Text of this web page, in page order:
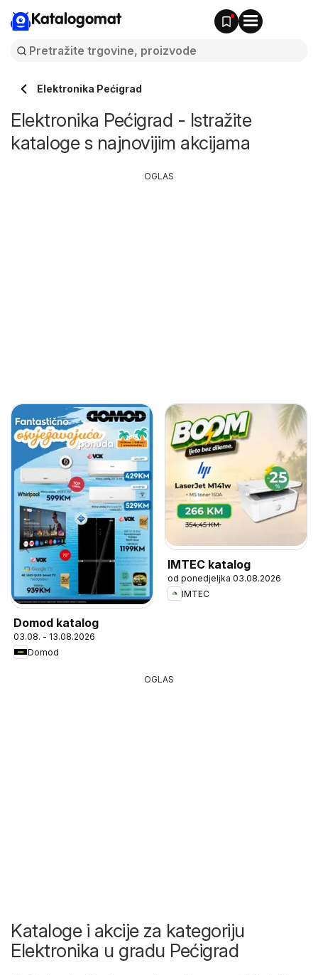
Katalogomat
Elektronika Pećigrad
Elektronika Pećigrad - Istražite
kataloge s najnovijim akcijama
Domod katalog
03.08. - 13.08.2026
Domod
IMTEC katalog
od ponedjeljka 03.08.2026
IMTEC
OGLAS
OGLAS
Kataloge i akcije za kategoriju
Elektronika u gradu Pećigrad